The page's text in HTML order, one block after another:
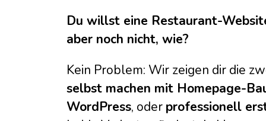
Website
CMS-
Du willst eine Restaurant-
aber noch nicht, wie?
Kein Problem: Wir zeigen dir die
selbst machen mit Homepage-
WordPress, oder professionell